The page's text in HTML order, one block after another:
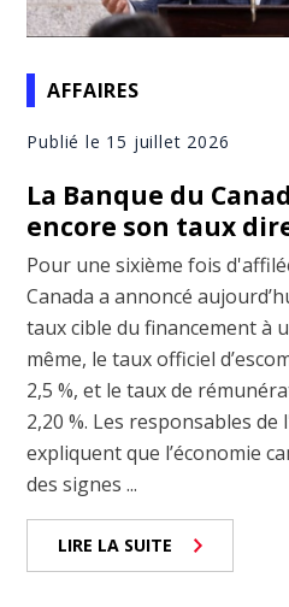
AFFAIRES
Publié le 15 juillet 2026
La Banque du
encore son taux
Pour une sixième fois
Canada a annoncé
taux cible du financement à
même, le taux officiel
2,5 %, et le taux de
2,20 %. Les responsables
expliquent que l’économie
des signes ...
LIRE LA SUITE